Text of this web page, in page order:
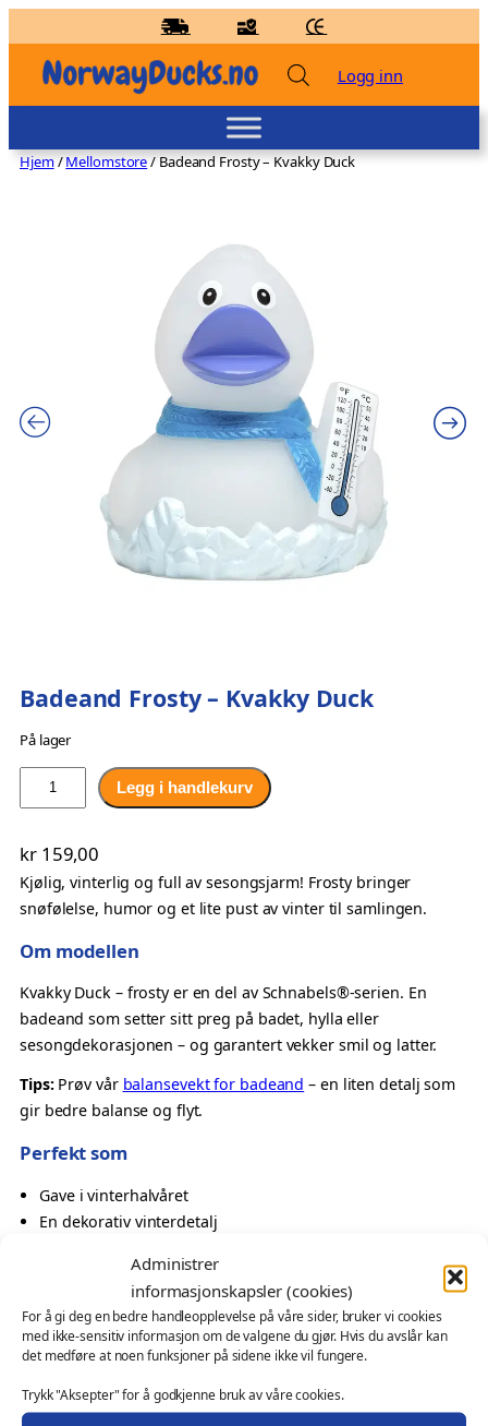
Administrer
informasjonskapsler (cookies)
For å gi deg en bedre handleopplevelse på våre sider, bruker vi cookies
med ikke-sensitiv informasjon om de valgene du gjør. Hvis du avslår kan
det medføre at noen funksjoner på sidene ikke vil fungere.
Trykk "Aksepter" for å godkjenne bruk av våre cookies.
Badeand Fitness – Kvakky Duck
kr 139,00
til
innhold
Logg inn
Hjem/Mellomstore/ Badeand Frosty – Kvakky Duck
Badeand Frosty – Kvakky Duck
På lager
a
e
a
n
F
r
o
s
y
–
K
a
k
u
c
a
Legg i handlekurv
kr159,00
Kjølig, vinterlig og full av sesongsjarm! Frosty bringer
snøfølelse, humor og et lite pust av vinter til samlingen.
Om modellen
Kvakky Duck – frosty er en del av Schnabels®-serien. En
badeand som setter sitt preg på badet, hylla eller
sesongdekorasjonen – og garantert vekker smil og latter.
Tips:Prøv vår balansevekt for badeand – en liten detalj som
gir bedre balanse og flyt.
Perfekt som
Gave i vinterhalvåret
En dekorativ vinterdetalj
Samlerobjekt med tema
Også velegnet som
profilprodukt for sesongkampanjer og butikkmiljøer
messeartikkel og kampanjeprodukt
kundegave – med eller uten logo